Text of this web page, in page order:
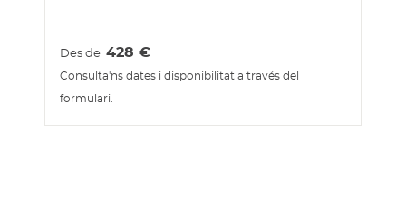
Des de 428€
Consulta'ns dates i disponibilitat a través del
formulari.